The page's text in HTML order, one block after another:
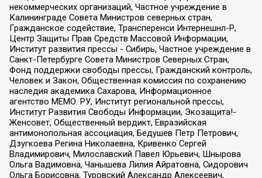
некоммерческих организаций, Частное учреждение в
Калининграде Совета Министров северных стран,
Гражданское содействие, Трансперенси Интернешнл-Р,
Центр Защиты Прав Средств Массовой Информации,
Институт развития прессы - Сибирь, Частное учреждение в
Санкт-Петербурге Совета Министров Северных Стран,
Фонд поддержки свободы прессы, Гражданский контроль,
Человек и Закон, Общественная комиссия по сохранению
наследия академика Сахарова, Информационное
агентство МЕМО. РУ, Институт региональной прессы,
Институт Развития Свободы Информации, Экозащита!-
Женсовет, Общественный вердикт, Евразийская
антимонопольная ассоциация, Бедушев Петр Петрович,
Дзугкоева Регина Николаевна, Кривенко Сергей
Владимирович, Милославский Павел Юрьевич, Шнырова
Ольга Вадимовна, Чанышева Лилия Айратовна, Сидорович
Ольга Борисовна, Туровский Александр Алексеевич,